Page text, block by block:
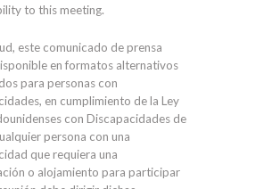
to this meeting.
este comunicado de prensa
en formatos alternativos
para personas con
en cumplimiento de la Ley
con Discapacidades de
persona con una
que requiera una
o alojamiento para participar